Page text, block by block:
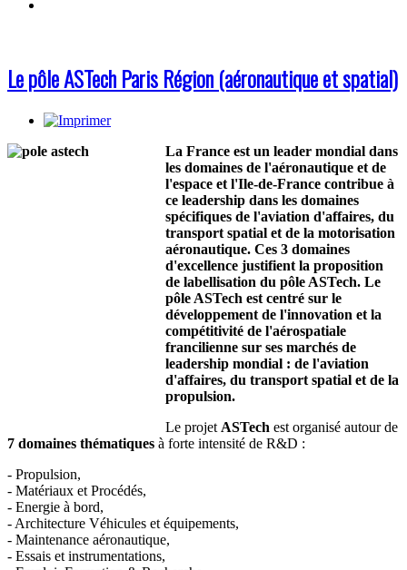
Le pôle ASTech Paris Région (aéronautique et spatial)
La France est un leader mondial dans
les domaines de l'aéronautique et de
l'espace et l'Ile-de-France contribue à
ce leadership dans les domaines
spécifiques de l'aviation d'affaires, du
transport spatial et de la motorisation
aéronautique. Ces 3 domaines
d'excellence justifient la proposition
de labellisation du pôle ASTech. Le
pôle ASTech est centré sur le
développement de l'innovation et la
compétitivité de l'aérospatiale
francilienne sur ses marchés de
leadership mondial : de l'aviation
d'affaires, du transport spatial et de la
propulsion.
Le projet ASTech est organisé autour de
7 domaines thématiques à forte intensité de R&D :
- Propulsion,
- Matériaux et Procédés,
- Energie à bord,
- Architecture Véhicules et équipements,
- Maintenance aéronautique,
- Essais et instrumentations,